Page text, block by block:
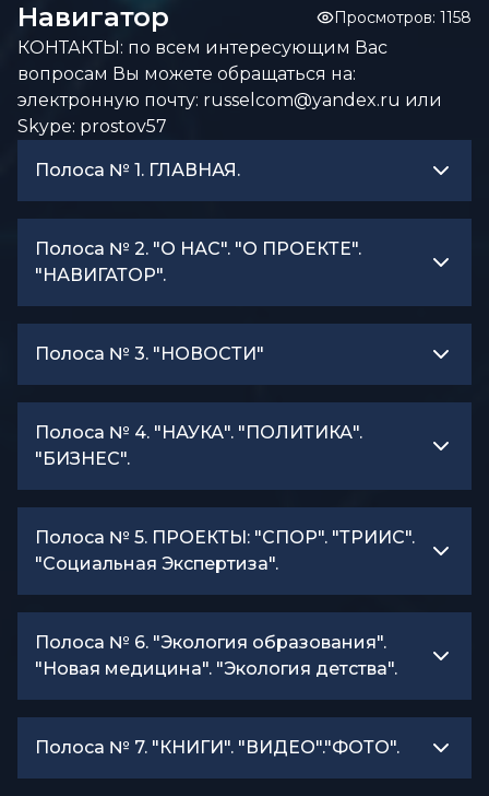
Навигатор Просмотров: 1158
КОНТАКТЫ: по всем интересующим Вас
вопросам Вы можете обращаться на:
электронную почту: russelcom@yandex.ru или
Skype: prostov57
Полоса № 1. ГЛАВНАЯ.
Полоса № 2. "О НАС". "О ПРОЕКТЕ".
"НАВИГАТОР".
Полоса № 3. "НОВОСТИ"
Полоса № 4. "НАУКА". "ПОЛИТИКА".
"БИЗНЕС".
Полоса № 5. ПРОЕКТЫ: "СПОР". "ТРИИС".
"Социальная Экспертиза".
Полоса № 6. "Экология образования".
"Новая медицина". "Экология детства".
Полоса № 7. "КНИГИ". "ВИДЕО"."ФОТО".